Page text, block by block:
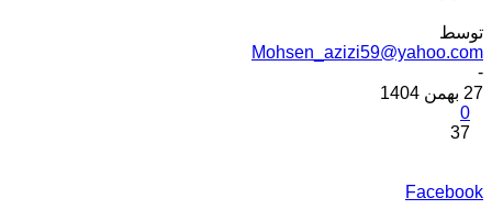
توسط
Mohsen_azizi59@yahoo.com
-
27 بهمن 1404
0
37
Facebook